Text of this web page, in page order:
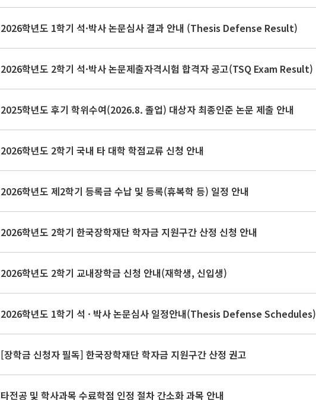
2026학년도 1학기 석·박사 논문심사 결과 안내 (Thesis Defense Result)
2026학년도 2학기 석·박사 논문제출자격시험 합격자 공고(TSQ Exam Result)
2025학년도 후기 학위수여(2026.8. 졸업) 대상자 최종인준 논문 제출 안내
2026학년도 2학기 국내 타 대학 학점교류 신청 안내
2026학년도 제2학기 등록금 수납 및 등록(휴복학 등) 일정 안내
2026학년도 2학기 한국장학재단 학자금 지원구간 산정 신청 안내
2026학년도 2학기 교내장학금 신청 안내(재학생, 신입생)
2026학년도 1학기 석 · 박사 논문심사 일정안내(Thesis Defense Schedules)
[장학금 신청자 필독] 한국장학재단 학자금 지원구간 산정 권고
타전공 및 학사과목 수료학점 인정 절차 간소화 과목 안내